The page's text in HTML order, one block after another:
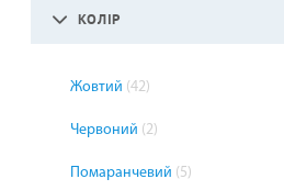
КОЛІР
Жовтий (42)
Червоний (2)
Помаранчевий (5)